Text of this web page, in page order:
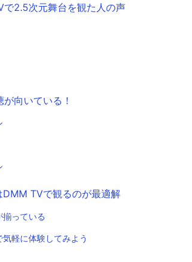
で2.5次元舞台を観た人の声
向いている！
TVで観るのが最適解
っている
軽に体験してみよう